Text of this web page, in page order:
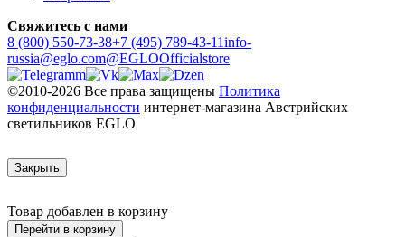
Свяжитесь с нами
8 (800) 550-73-38+7 (495) 789-43-11info-
russia@eglo.com@EGLOOfficialstore
©2010-2026 Все права защищены Политика
конфиденциальности интернет-магазина Австрийских
светильников EGLO
Закрыть
Товар добавлен в корзину
Перейти в корзину